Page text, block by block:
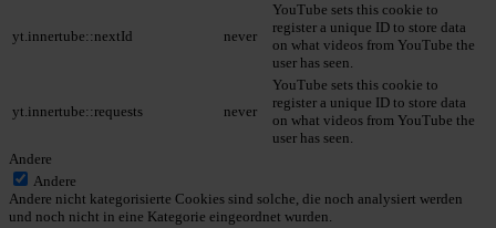
yt.innertube::nextId never
YouTube sets this cookie to
register a unique ID to store data
on what videos from YouTube the
user has seen.
yt.innertube::requests never
YouTube sets this cookie to
register a unique ID to store data
on what videos from YouTube the
user has seen.
Andere
Andere
Andere nicht kategorisierte Cookies sind solche, die noch analysiert werden
und noch nicht in eine Kategorie eingeordnet wurden.